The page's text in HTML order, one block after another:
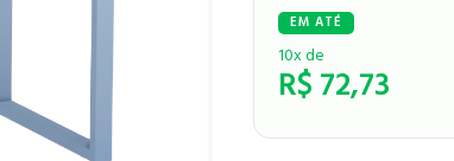
10x de
R$72,73